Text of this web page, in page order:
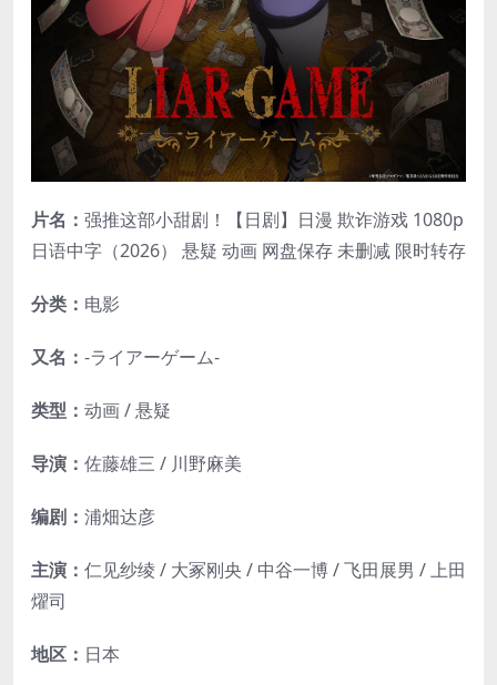
片名： 强推这部小甜剧！【日剧】日漫 欺诈游戏 1080p
日语中字（2026） 悬疑 动画 网盘保存 未删减 限时转存
分类： 电影
又名： -ライアーゲーム-
类型： 动画 / 悬疑
导演： 佐藤雄三 / 川野麻美
编剧： 浦畑达彦
主演： 仁见纱绫 / 大冢刚央 / 中谷一博 / 飞田展男 / 上田
燿司
地区： 日本